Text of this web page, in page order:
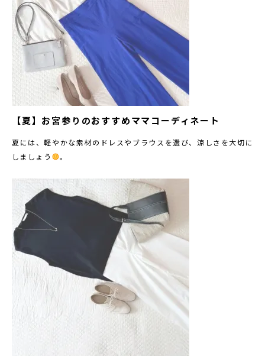
【夏】お宮参りのおすすめママコーディネート
夏には、軽やかな素材のドレスやブラウスを選び、涼しさを大切に
しましょう
。